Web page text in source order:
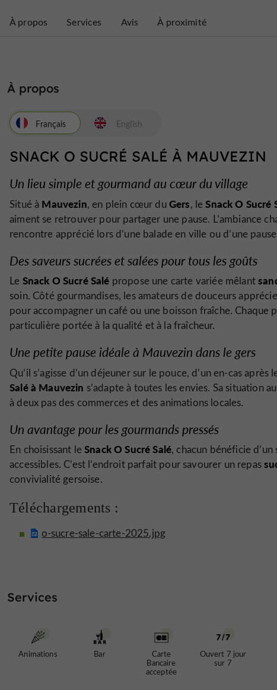
À propos Services Avis À proximité
À propos
Français
SNACK O SUCRÉ SALÉ À MAUVEZIN
Un lieu simple et gourmand au cœur du village
Situé à Mauvezin, en plein cœur duGers, leSnack O Sucré
aiment se retrouver pour partager une pause. L’ambiance
rencontre apprécié lors d’une balade en ville ou d’une
Des saveurs sucrées et salées pour tous les goûts
Le Snack O Sucré Salé propose une carte variée mêlant
soin. Côté gourmandises, les amateurs de douceurs
pour accompagner un café ou une boisson fraîche.
particulière portée à la qualité et à la fraîcheur.
Une petite pause idéale à Mauvezin dans le gers
Qu’il s’agisse d’un déjeuner sur le pouce, d’un en-cas
Salé à Mauvezin s’adapte à toutes les envies. Sa situation
à deux pas des commerces et des animations locales.
Un avantage pour les gourmands pressés
En choisissant leSnack O Sucré Salé, chacun bénéficie
accessibles. C’est l’endroit parfait pour savourer un repas
convivialité gersoise.
Téléchargements :
o-sucre-sale-carte-2025.jpg
English
Services
Animations Bar
Carte
Bancaire
acceptée
Ouvert 7 jour
sur 7